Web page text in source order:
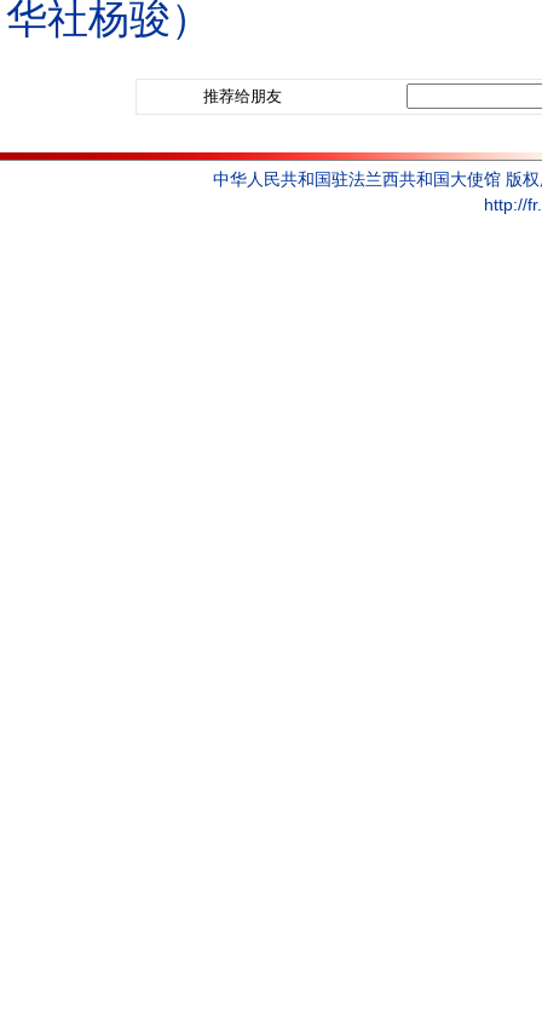
华社杨骏）
推荐给朋友
中华人民共和国驻法兰西共和国大使馆 版
http://